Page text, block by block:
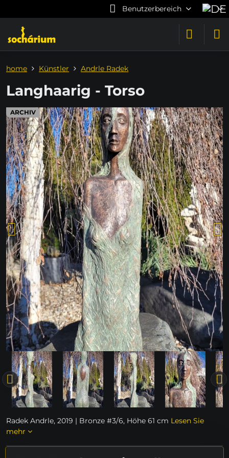
Benutzerbereich
ARCHIV
home Künstler Andrle Radek
Langhaarig - Torso
Radek Andrle, 2019 | Bronze #3/6, Höhe 61 cm Lesen Sie
mehr